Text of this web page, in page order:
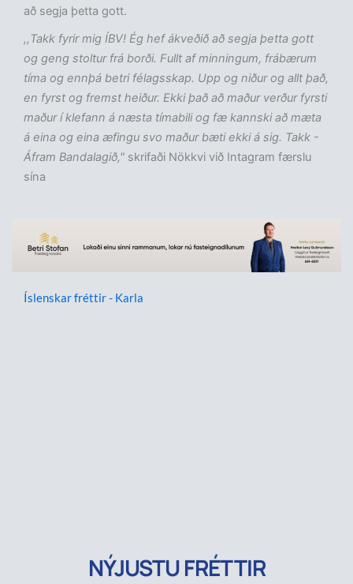
að segja þetta gott.
,,Takk fyrir mig ÍBV! Ég hef ákveðið að segja þetta gott
og geng stoltur frá borði. Fullt af minningum, frábærum
tíma og ennþá betri félagsskap. Upp og niður og allt það,
en fyrst og fremst heiður. Ekki það að maður verður fyrsti
maður í klefann á næsta tímabili og fæ kannski að mæta
á eina og eina æfingu svo maður bæti ekki á sig. Takk -
Áfram Bandalagið," skrifaði Nökkvi við Intagram færslu
sína
Íslenskar fréttir - Karla
NÝJUSTU FRÉTTIR